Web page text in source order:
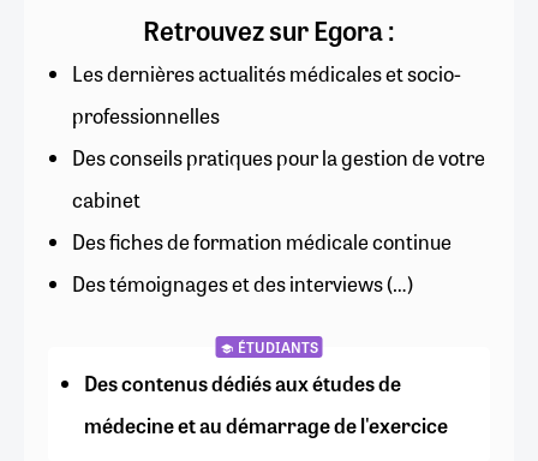
Retrouvez sur Egora :
Les dernières actualités médicales et socio-
professionnelles
Des conseils pratiques pour la gestion de votre
cabinet
Des fiches de formation médicale continue
Des témoignages et des interviews (…)
ÉTUDIANTS
Des contenus dédiés aux études de
médecine et au démarrage de l'exercice